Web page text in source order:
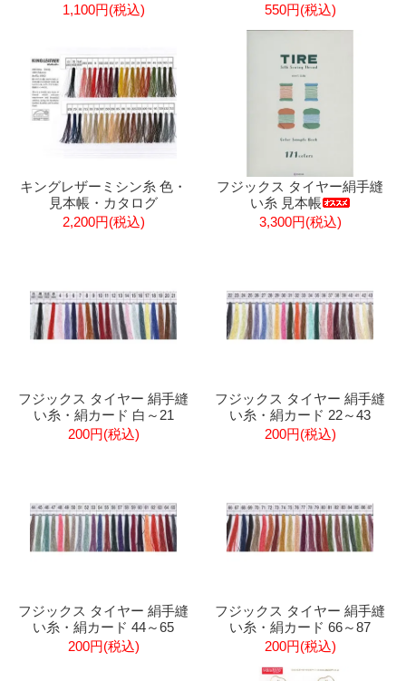
1,100円(税込) 550円(税込)
キングレザーミシン糸 色・
見本帳・カタログ
2,200円(税込)
フジックス タイヤー絹手縫
い糸 見本帳
3,300円(税込)
フジックス タイヤー 絹手縫
い糸・絹カード 白～21
200円(税込)
フジックス タイヤー 絹手縫
い糸・絹カード 22～43
200円(税込)
フジックス タイヤー 絹手縫
い糸・絹カード 44～65
200円(税込)
フジックス タイヤー 絹手縫
い糸・絹カード 66～87
200円(税込)